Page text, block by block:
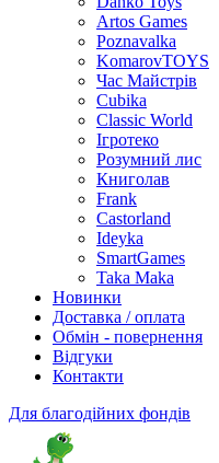
Artos Games
Poznavalka
KomarovTOYS
Час Майстрів
Cubika
Classic World
Ігротеко
Розумний лис
Книголав
Frank
Castorland
Ideyka
SmartGames
Taka Maka
Новинки
Доставка / оплата
Обмін - повернення
Відгуки
Контакти
Для благодійних фондів